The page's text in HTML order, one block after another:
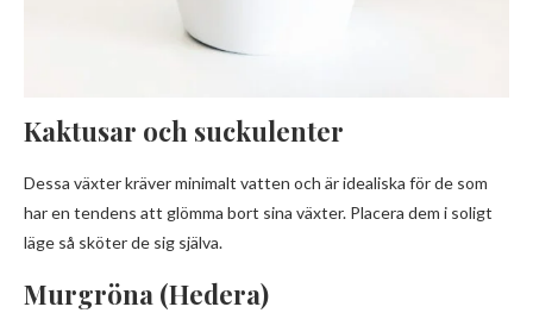
Kaktusar och suckulenter
Dessa växter kräver minimalt vatten och är idealiska för de som
har en tendens att glömma bort sina växter. Placera dem i soligt
läge så sköter de sig själva.
Murgröna (Hedera)